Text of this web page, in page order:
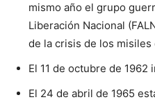
mismo año el grupo
Libera­ción Nacional
de la crisis de los misiles
El 11 de octubre de 1962
El 24 de abril de 1965